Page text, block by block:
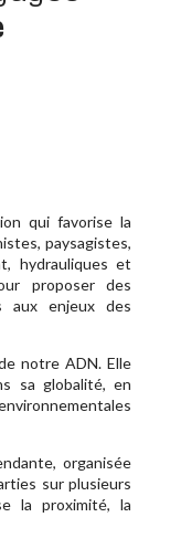
qui favorise la
paysagistes,
hydrauliques et
proposer des
aux enjeux des
notre ADN. Elle
sa globalité, en
organisée
sur plusieurs
la proximité, la